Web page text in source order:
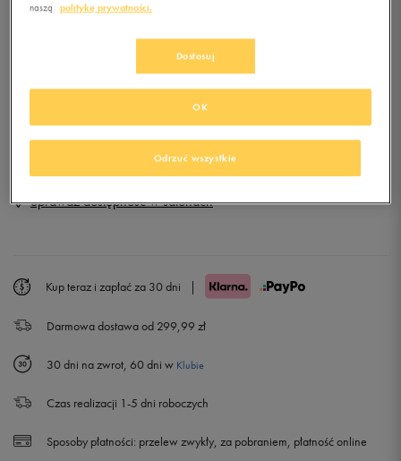
37 1/3 23 cm
38 23,5 cm
38 2/3 24 cm
DODAJ DO KOSZYKA
Sprawdź dostępność w salonach
Kup teraz i zapłać za 30 dni |
Darmowa dostawa od 299,99 zł
30 dni na zwrot, 60 dni w Klubie
Czas realizacji 1-5 dni roboczych
Sposoby płatności: przelew zwykły, za pobraniem, płatność online
naszą
politykę prywatności.
Dostosuj
Odrzuć wszystkie
OK